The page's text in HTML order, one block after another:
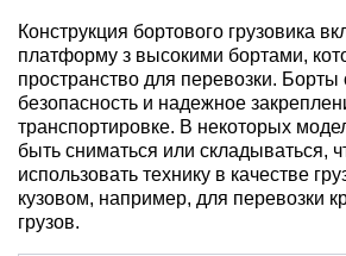
Конструкция бортового грузовика
платформу з высокими бортами,
пространство для перевозки.
безопасность и надежное
транспортировке. В некоторых
быть сниматься или складываться,
использовать технику в качестве
кузовом, например, для перевозки
грузов.